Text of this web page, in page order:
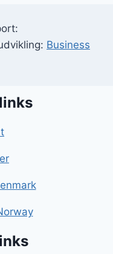
Business